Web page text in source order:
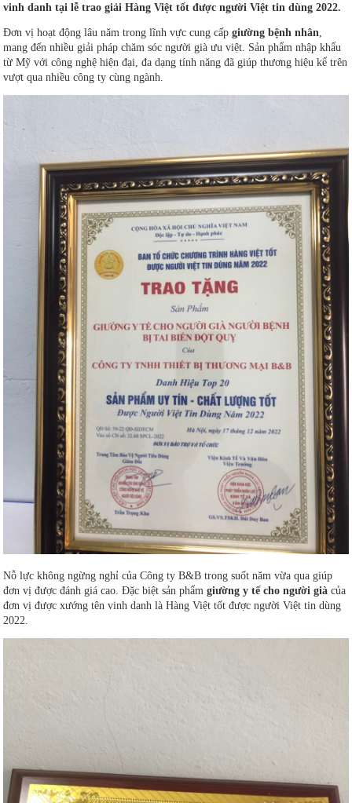
vinh danh tại lễ trao giải Hàng Việt tốt được người Việt tin dùng 2022.
Đơn vị hoạt động lâu năm trong lĩnh vực cung cấpgiường bệnh nhân
mang đến nhiều giải pháp chăm sóc người già ưu việt. Sản phẩm nhập khẩu
từ Mỹ với công nghệ hiện đại, đa dạng tính năng đã giúp thương hiệu kể trên
vượt qua nhiều công ty cùng ngành.
Nỗ lực không ngừng nghỉ của Công ty B&B trong suốt năm vừa qua giúp
đơn vị được đánh giá cao. Đặc biệt sản phẩmgiường y tế cho người già của
đơn vị được xướng tên vinh danh là Hàng Việt tốt được người Việt tin dùng
2022.